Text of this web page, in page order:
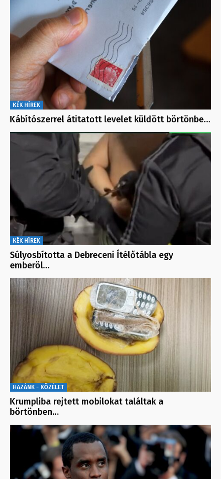
KÉK HÍREK
Kábítószerrel átitatott levelet küldött börtönbe…
KÉK HÍREK
Súlyosbította a Debreceni Ítélőtábla egy
emberöl…
HAZÁNK - KÖZÉLET
Krumpliba rejtett mobilokat találtak a
börtönben…